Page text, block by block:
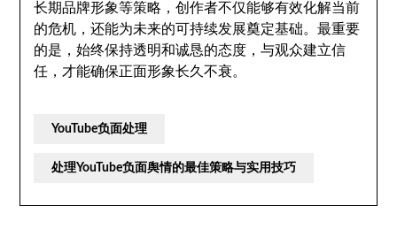
长期品牌形象等策略，创作者不仅能够有效化解当前
的危机，还能为未来的可持续发展奠定基础。最重要
的是，始终保持透明和诚恳的态度，与观众建立信
任，才能确保正面形象长久不衰。
YouTube负面处理
处理YouTube负面舆情的最佳策略与实用技巧